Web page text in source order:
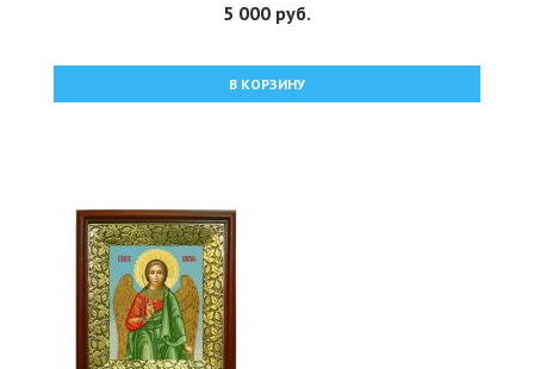
5 000 руб.
В КОРЗИНУ